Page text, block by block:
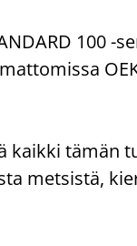
100
kaikki tämän
metsistä,